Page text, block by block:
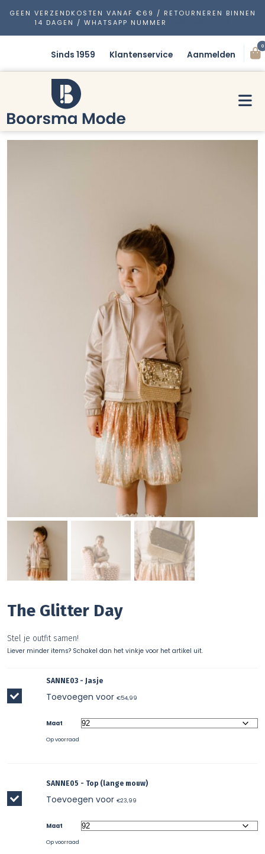
GEEN VERZENDKOSTEN VANAF €69 / RETOURNEREN BINNEN
14 DAGEN / WHATSAPP NUMMER
Sinds 1959 Klantenservice Aanmelden
0
The Glitter Day
Stel je outfit samen!
Liever minder items? Schakel dan het vinkje voor het artikel uit.
SANNE03 - Jasje
Toevoegen voor €54,99
Maat
Op voorraad
SANNE05 - Top (lange mouw)
Toevoegen voor €23,99
Maat
Op voorraad